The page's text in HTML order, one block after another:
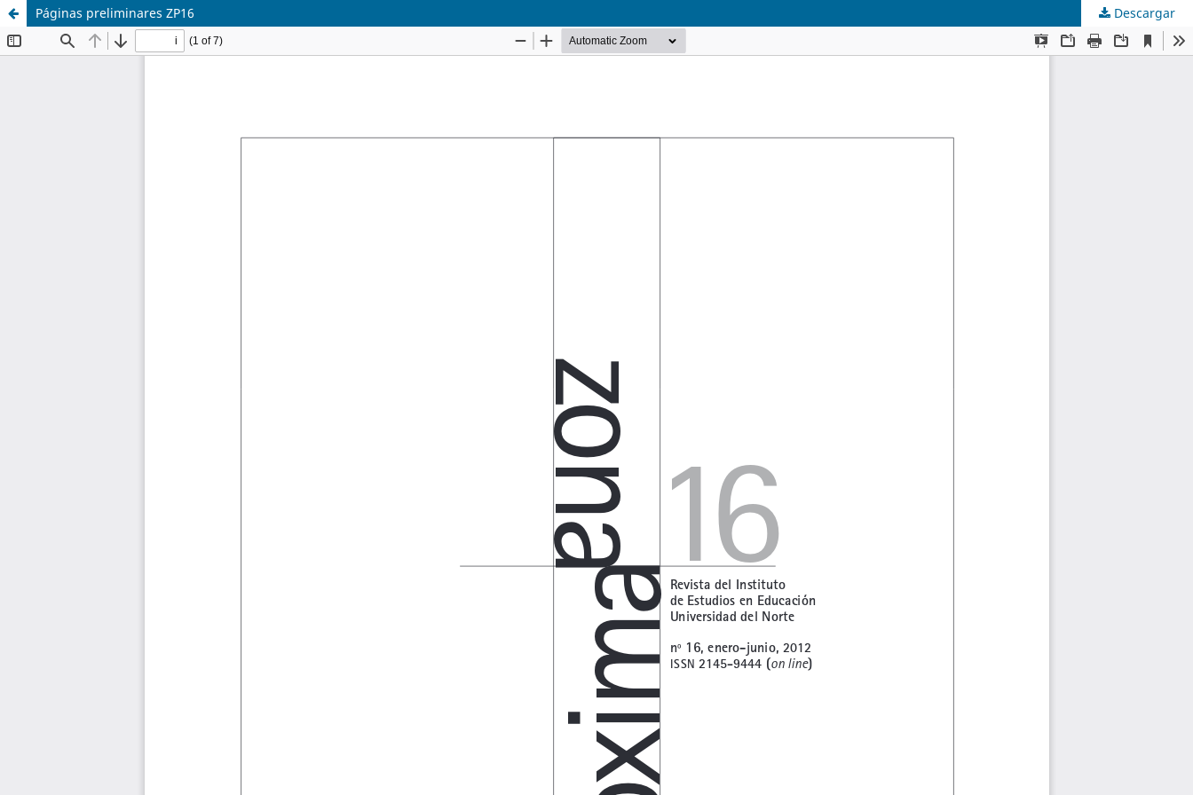
Páginas preliminares ZP16 Descargar